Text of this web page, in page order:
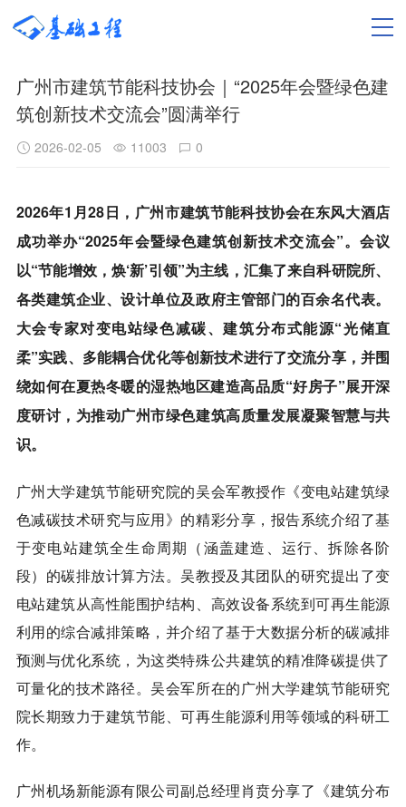
广州市建筑节能科技协会｜“2025年会暨绿色建
筑创新技术交流会”圆满举行
2026-02-05 11003 0
2026年1月28日，广州市建筑节能科技协会在东风大酒店
成功举办“2025年会暨绿色建筑创新技术交流会”。会议
以“节能增效，焕‘新’引领”为主线，汇集了来自科研院所、
各类建筑企业、设计单位及政府主管部门的百余名代表。
大会专家对变电站绿色减碳、建筑分布式能源“光储直
柔”实践、多能耦合优化等创新技术进行了交流分享，并围
绕如何在夏热冬暖的湿热地区建造高品质“好房子”展开深
度研讨，为推动广州市绿色建筑高质量发展凝聚智慧与共
识。
广州大学建筑节能研究院的吴会军教授作《变电站建筑绿
色减碳技术研究与应用》的精彩分享，报告系统介绍了基
于变电站建筑全生命周期（涵盖建造、运行、拆除各阶
段）的碳排放计算方法。吴教授及其团队的研究提出了变
电站建筑从高性能围护结构、高效设备系统到可再生能源
利用的综合减排策略，并介绍了基于大数据分析的碳减排
预测与优化系统，为这类特殊公共建筑的精准降碳提供了
可量化的技术路径。吴会军所在的广州大学建筑节能研究
院长期致力于建筑节能、可再生能源利用等领域的科研工
作。
广州机场新能源有限公司副总经理肖贲分享了《建筑分布